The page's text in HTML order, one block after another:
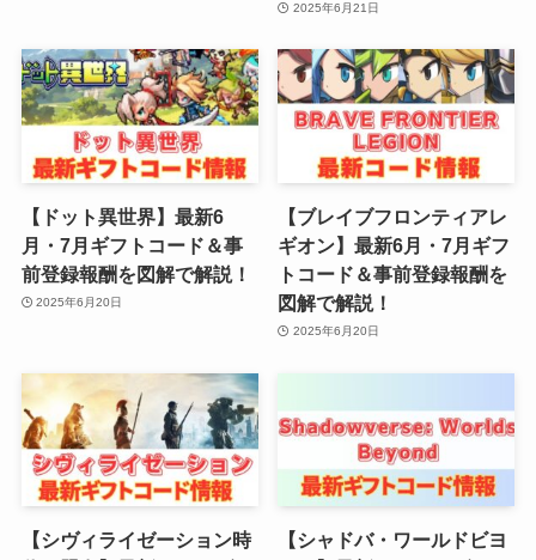
2025年6月21日
【ドット異世界】最新6
月・7月ギフトコード＆事
前登録報酬を図解で解説！
2025年6月20日
【ブレイブフロンティアレ
ギオン】最新6月・7月ギフ
トコード＆事前登録報酬を
図解で解説！
2025年6月20日
【シヴィライゼーション時
【シャドバ・ワールドビヨ